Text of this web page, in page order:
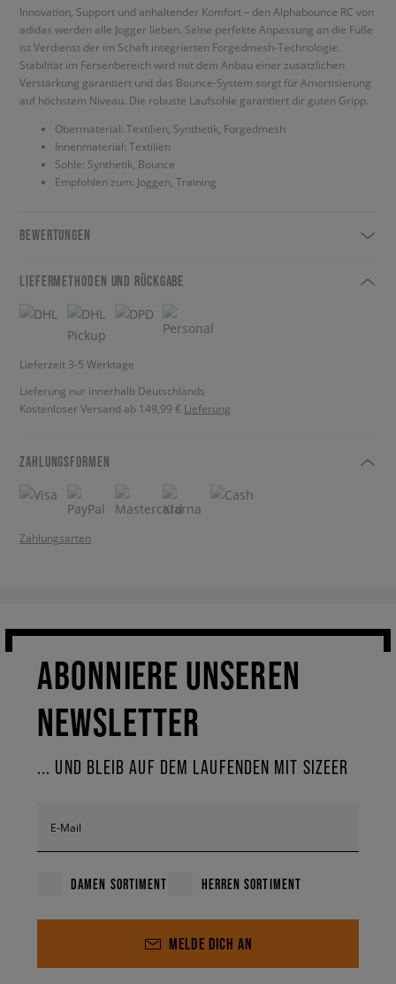
Innovation, Support und anhaltender Komfort – den Alphabounce RC von
adidas werden alle Jogger lieben. Seine perfekte Anpassung an die Füße
ist Verdienst der im Schaft integrierten Forgedmesh-Technologie.
Stabilität im Fersenbereich wird mit dem Anbau einer zusätzlichen
Verstärkung garantiert und das Bounce-System sorgt für Amortisierung
auf höchstem Niveau. Die robuste Laufsohle garantiert dir guten Gripp.
Obermaterial: Textilien, Synthetik, Forgedmesh
Innenmaterial: Textilien
Sohle: Synthetik, Bounce
Empfohlen zum: Joggen, Training
BEWERTUNGEN
LIEFERMETHODEN UND RÜCKGABE
Lieferzeit 3-5 Werktage
Lieferung nur innerhalb Deutschlands
Kostenloser Versand ab 149,99 € Lieferung
ZAHLUNGSFORMEN
Zahlungsarten
ABONNIERE UNSEREN
NEWSLETTER
... UND BLEIB AUF DEM LAUFENDEN MIT SIZEER
E-Mail
DAMEN SORTIMENT HERREN SORTIMENT
MELDE DICH AN